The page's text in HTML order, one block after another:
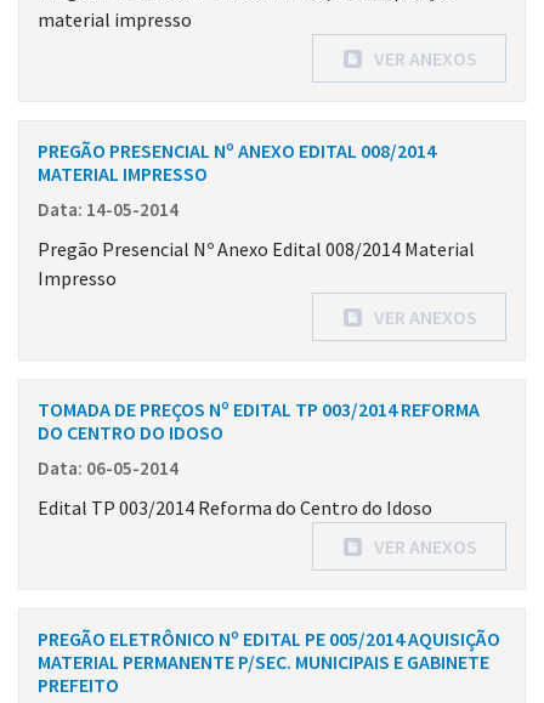
material impresso
VER ANEXOS
PREGÃO PRESENCIAL Nº ANEXO EDITAL 008/2014
MATERIAL IMPRESSO
Data: 14-05-2014
Pregão Presencial Nº Anexo Edital 008/2014 Material
Impresso
VER ANEXOS
TOMADA DE PREÇOS Nº EDITAL TP 003/2014 REFORMA
DO CENTRO DO IDOSO
Data: 06-05-2014
Edital TP 003/2014 Reforma do Centro do Idoso
VER ANEXOS
PREGÃO ELETRÔNICO Nº EDITAL PE 005/2014 AQUISIÇÃO
MATERIAL PERMANENTE P/SEC. MUNICIPAIS E GABINETE
PREFEITO